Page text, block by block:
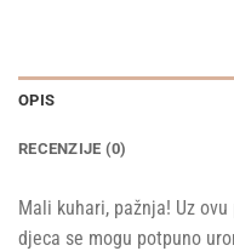
OPIS
RECENZIJE (0)
Mali kuhari, pažnja! Uz
djeca se mogu potpuno